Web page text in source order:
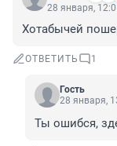
28 января,
Хотабычей
ОТВЕТИТЬ 1
Гость
28 января,
Ты ошибся,